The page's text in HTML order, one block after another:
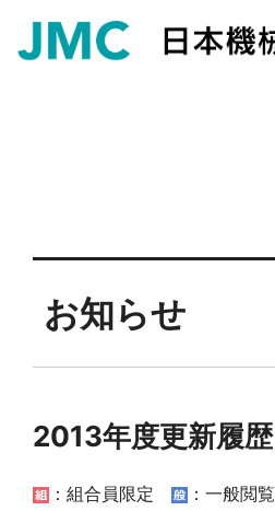
お知らせ
2013年度更新履歴
：組合員限定 ：一般閲